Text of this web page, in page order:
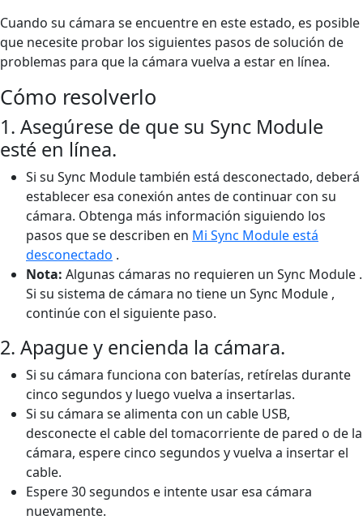
Cuando su cámara se encuentre en este estado, es posible
que necesite probar los siguientes pasos de solución de
problemas para que la cámara vuelva a estar en línea.
Cómo resolverlo
1. Asegúrese de que su Sync Module
esté en línea.
Si su Sync Module también está desconectado, deberá
establecer esa conexión antes de continuar con su
cámara. Obtenga más información siguiendo los
pasos que se describen en Mi Sync Module está
desconectado .
Nota: Algunas cámaras no requieren un Sync Module .
Si su sistema de cámara no tiene un Sync Module ,
continúe con el siguiente paso.
2. Apague y encienda la cámara.
Si su cámara funciona con baterías, retírelas durante
cinco segundos y luego vuelva a insertarlas.
Si su cámara se alimenta con un cable USB,
desconecte el cable del tomacorriente de pared o de la
cámara, espere cinco segundos y vuelva a insertar el
cable.
Espere 30 segundos e intente usar esa cámara
nuevamente.